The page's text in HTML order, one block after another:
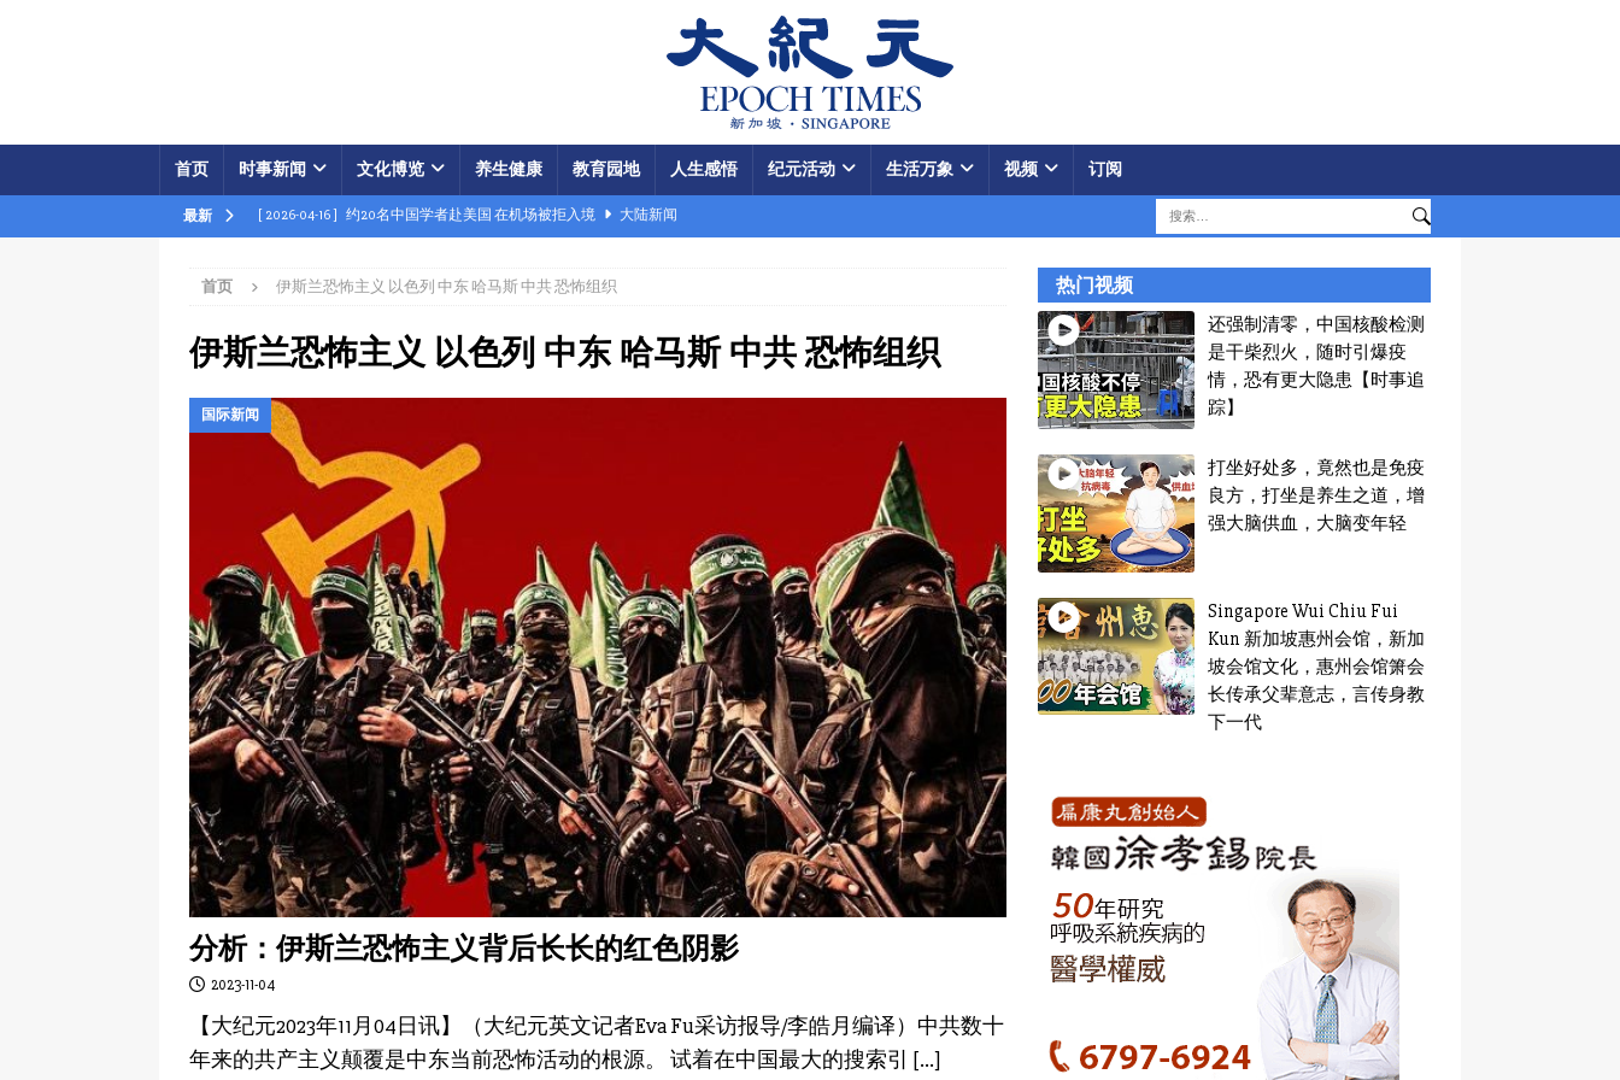
首页 时事新闻 文化博览 养生健康 教育园地 人生感悟 纪元活动 生活万象 视频 订阅
最新 [ 2026-04-16 ] 约20名中国学者赴美国 在机场被拒入境 大陆新闻
[ 2026-04-15 ] 伊朗被曝密购中共间谍卫星 瞄准美军基地
[ 2026-04-15 ] 【时事金扫描】四艘中国油轮闯关记 美军结盟控制马六甲海峡 视频
[ 2026-04-02 ]
[ 2026-04-02 ] 【时事金扫描】美军炸平“美国大使馆”美载人飞船重返月球
美破獲大規模禮品卡詐騙 贓款成中共軍費
首页 伊斯兰恐怖主义 以色列 中东 哈马斯 中共 恐怖组织
伊斯兰恐怖主义 以色列 中东 哈马斯 中共 恐怖组织
国际新闻
分析：伊斯兰恐怖主义背后长长的红色阴影
2023-11-04
【大纪元2023年11月04日讯】（大纪元英文记者Eva Fu采访报导/李皓月编译）中共数十
年来的共产主义颠覆是中东当前恐怖活动的根源。 试着在中国最大的搜索引 […]
热门视频
还强制清零，中国核酸检测
是干柴烈火，随时引爆疫
情，恐有更大隐患【时事追
踪】
打坐好处多，竟然也是免疫
良方，打坐是养生之道，增
强大脑供血，大脑变年轻
Singapore Wui Chiu Fui
Kun 新加坡惠州会馆，新加
坡会馆文化，惠州会馆箫会
长传承父辈意志，言传身教
下一代